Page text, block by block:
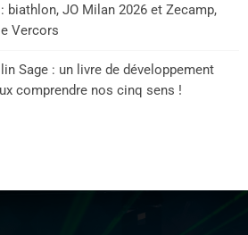
biathlon, JO Milan 2026 et Zecamp,
Vercors
Sage : un livre de développement
comprendre nos cinq sens !